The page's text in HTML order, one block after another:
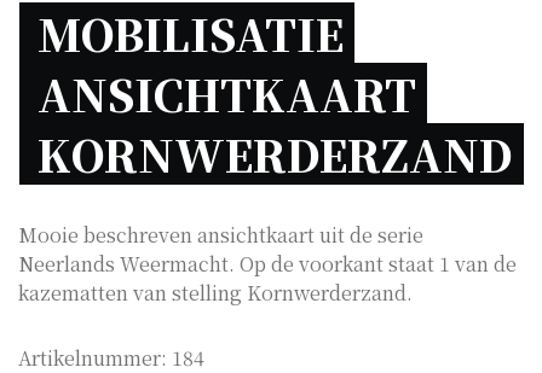
MOBILISATIE
ANSICHTKAART
KORNWERDERZAND
Mooie beschreven ansichtkaart uit de serie
Neerlands Weermacht. Op de voorkant staat 1 van de
kazematten van stelling Kornwerderzand.
Artikelnummer: 184